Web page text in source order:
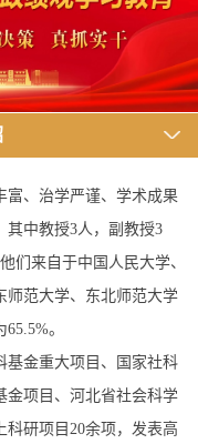
富、治学严谨、学术成果
其中教授3人，副教授3
们来自于中国人民大学、
师范大学、东北师范大学
。
基金重大项目、国家社科
金项目、河北省社会科学
研项目20余项，发表高